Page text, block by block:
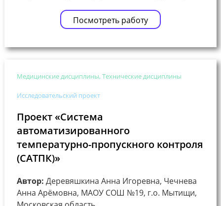
Посмотреть работу
Медицинские дисциплины, Технические дисциплины
Исследовательский проект
Проект «Система
автоматизированного
температурно-пропускного контроля
(САТПК)»
Автор: Деревяшкина Анна Игоревна, Чечнева
Анна Арёмовна, МАОУ СОШ №19, г.о. Мытищи,